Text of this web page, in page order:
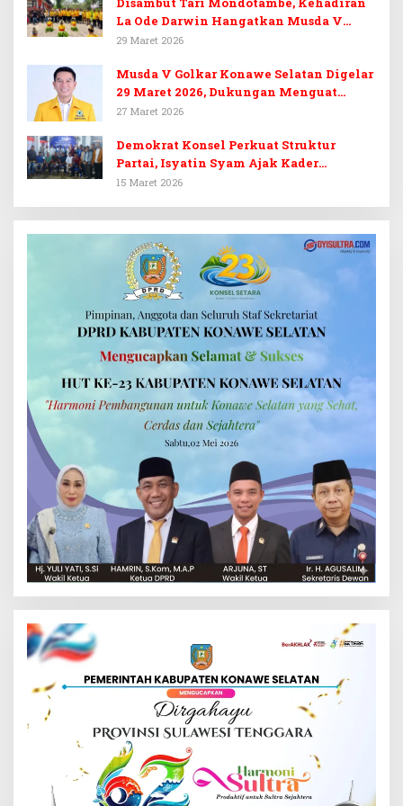
La Ode Darwin Hangatkan Musda V
Golkar Konsel
29 Maret 2026
Musda V Golkar Konawe Selatan Digelar
29 Maret 2026, Dukungan Menguat
untuk Irham Kalenggo
27 Maret 2026
Demokrat Konsel Perkuat Struktur
Partai, Isyatin Syam Ajak Kader
Kembalikan Kejayaan
15 Maret 2026